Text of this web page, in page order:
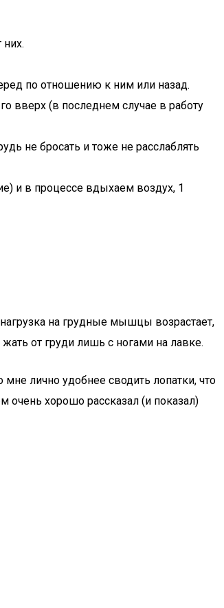
по отношению к ним или назад.
вверх (в последнем случае в работу
не бросать и тоже не расслаблять
и в процессе вдыхаем воздух, 1
на грудные мышцы возрастает,
от груди лишь с ногами на лавке.
лично удобнее сводить лопатки, что
очень хорошо рассказал (и показал)